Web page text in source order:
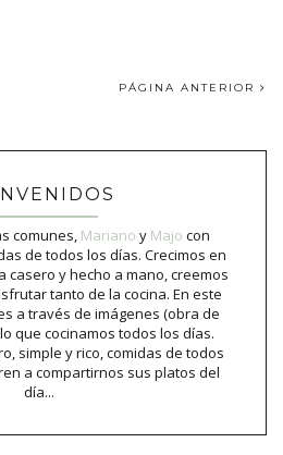
PÁGINA ANTERIOR
comunes, Mariano y Majo con
de todos los días. Crecimos en
casero y hecho a mano, creemos
tanto de la cocina. En este
a través de imágenes (obra de
que cocinamos todos los días.
simple y rico, comidas de todos
a compartirnos sus platos del
día...